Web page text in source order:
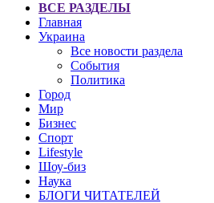
ВСЕ РАЗДЕЛЫ
Главная
Украина
Все новости раздела
События
Политика
Город
Мир
Бизнес
Спорт
Lifestyle
Шоу-биз
Наука
БЛОГИ ЧИТАТЕЛЕЙ